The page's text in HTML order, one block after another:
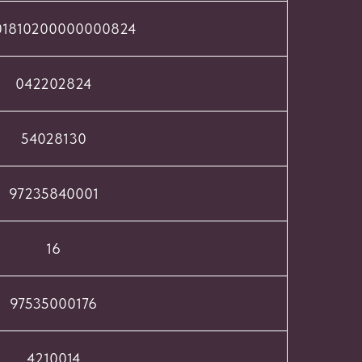
042202824
54028130
97235840001
16
97535000176
4210014